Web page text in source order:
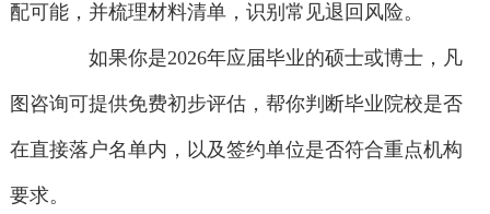
配可能，并梳理材料清单，识别常见退回风险。
如果你是2026年应届毕业的硕士或博士，凡
图咨询可提供免费初步评估，帮你判断毕业院校是否
在直接落户名单内，以及签约单位是否符合重点机构
要求。